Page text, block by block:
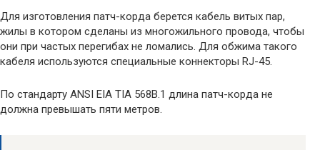
Для изготовления патч-корда берется кабель витых пар,
жилы в котором сделаны из многожильного провода, чтобы
они при частых перегибах не ломались. Для обжима такого
кабеля используются специальные коннекторы RJ-45.
По стандарту ANSI EIA TIA 568B.1 длина патч-корда не
должна превышать пяти метров.